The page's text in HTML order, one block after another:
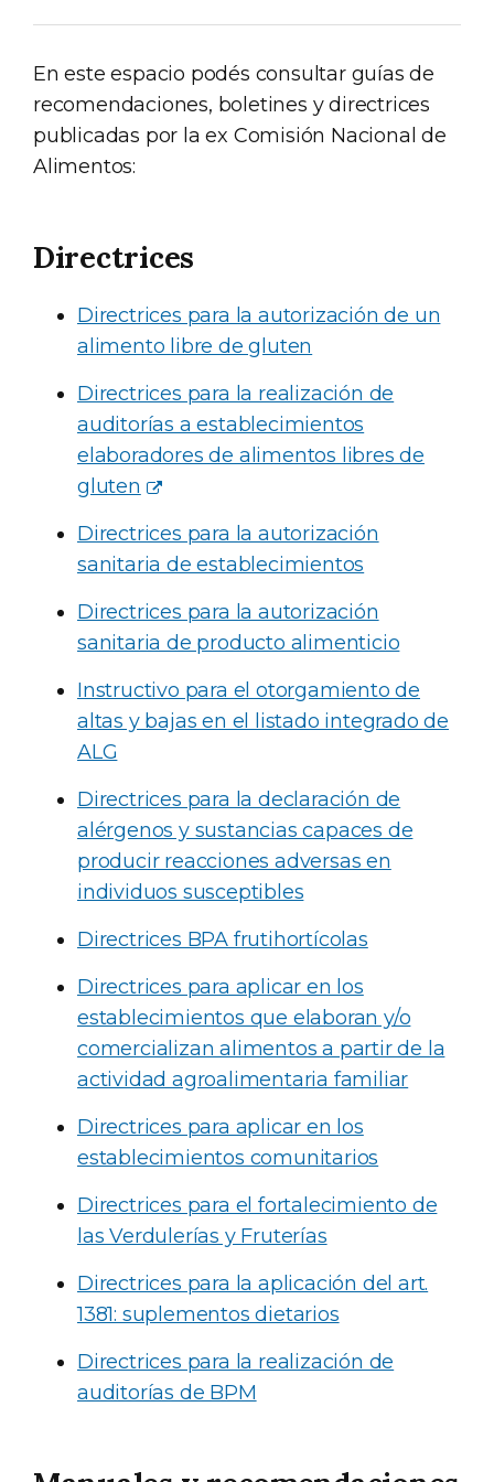
En este espacio podés consultar guías de
recomendaciones, boletines y directrices
publicadas por la ex Comisión Nacional de
Alimentos:
Directrices
Directrices para la autorización de un
alimento libre de gluten
Directrices para la realización de
auditorías a establecimientos
elaboradores de alimentos libres de
gluten
Directrices para la autorización
sanitaria de establecimientos
Directrices para la autorización
sanitaria de producto alimenticio
Instructivo para el otorgamiento de
altas y bajas en el listado integrado de
ALG
Directrices para la declaración de
alérgenos y sustancias capaces de
producir reacciones adversas en
individuos susceptibles
Directrices BPA frutihortícolas
Directrices para aplicar en los
establecimientos que elaboran y/o
comercializan alimentos a partir de la
actividad agroalimentaria familiar
Directrices para aplicar en los
establecimientos comunitarios
Directrices para el fortalecimiento de
las Verdulerías y Fruterías
Directrices para la aplicación del art.
1381: suplementos dietarios
Directrices para la realización de
auditorías de BPM